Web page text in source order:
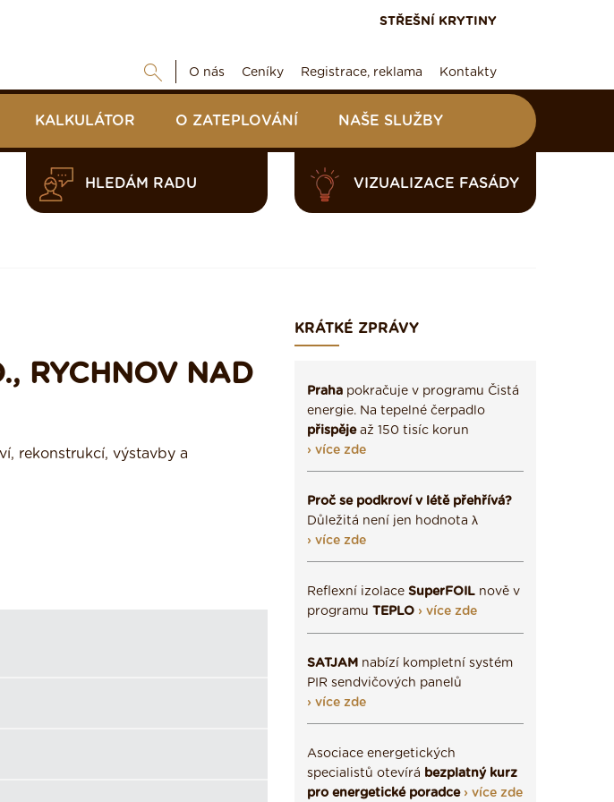
STŘEŠNÍ KRYTINY
O nás Ceníky Registrace, reklama Kontakty
KALKULÁTOR O ZATEPLOVÁNÍ NAŠE SLUŽBY
HLEDÁM RADU VIZUALIZACE FASÁDY
RYCHNOV NAD
rekonstrukcí, výstavby a
KRÁTKÉ ZPRÁVY
Praha pokračuje v programu Čistá
energie. Na tepelné čerpadlo
přispějeaž 150 tisíc korun
› více zde
Proč se podkroví v létě přehřívá?
Důležitá není jen hodnota λ
› více zde
Reflexní izolace SuperFOIL nově v
programu TEPLO › více zde
SATJAM nabízí kompletní systém
PIR sendvičových panelů
› více zde
Asociace energetických
specialistů otevírá bezplatný kurz
pro energetické poradce › více zde